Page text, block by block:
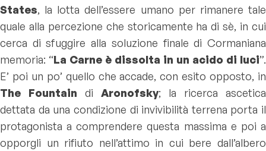
States, la lotta dell’essere umano per rimanere tale
quale alla percezione che storicamente ha di sè, in cui
cerca di sfuggire alla soluzione finale di Cormaniana
memoria: “La Carne è dissolta in un acido di luci”.
E’ poi un po’ quello che accade, con esito opposto, in
The Fountain di Aronofsky; la ricerca ascetica
dettata da una condizione di invivibilità terrena porta il
protagonista a comprendere questa massima e poi a
opporgli un rifiuto nell’attimo in cui bere dall’albero